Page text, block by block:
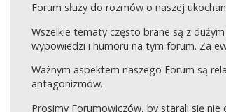
Forum służy do rozmów o naszej
Wszelkie tematy często brane są z
wypowiedzi i humoru na tym forum. Za
Ważnym aspektem naszego Forum są
antagonizmów.
Prosimy Forumowiczów, by starali się